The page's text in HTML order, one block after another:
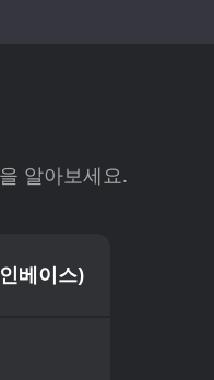
알아보세요.
베이스)